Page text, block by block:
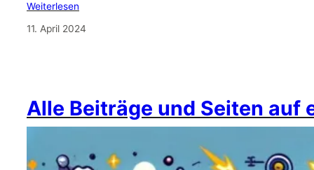
Weiterlesen
11. April 2024
Alle Beiträge und Seiten auf